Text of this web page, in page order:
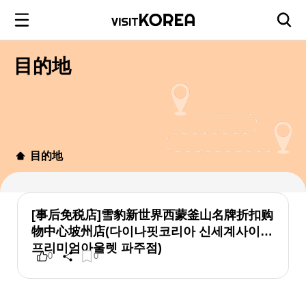
目的地
目的地
[事后免税店]雪豹新世界西蒙釜山名牌折扣购
物中心坡州店(다이나핏코리아 신세계사이먼
프리미엄아울렛 파주점)
0 0